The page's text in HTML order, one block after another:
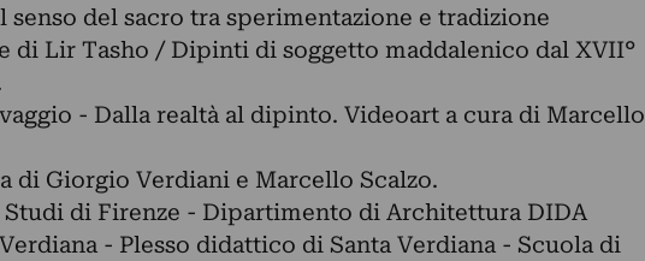
senso del sacro tra sperimentazione e tradizione
di Lir Tasho / Dipinti di soggetto maddalenico dal XVII°
- Dalla realtà al dipinto. Videoart a cura di Marcello
di Giorgio Verdiani e Marcello Scalzo.
di Firenze - Dipartimento di Architettura DIDA
- Plesso didattico di Santa Verdiana - Scuola di